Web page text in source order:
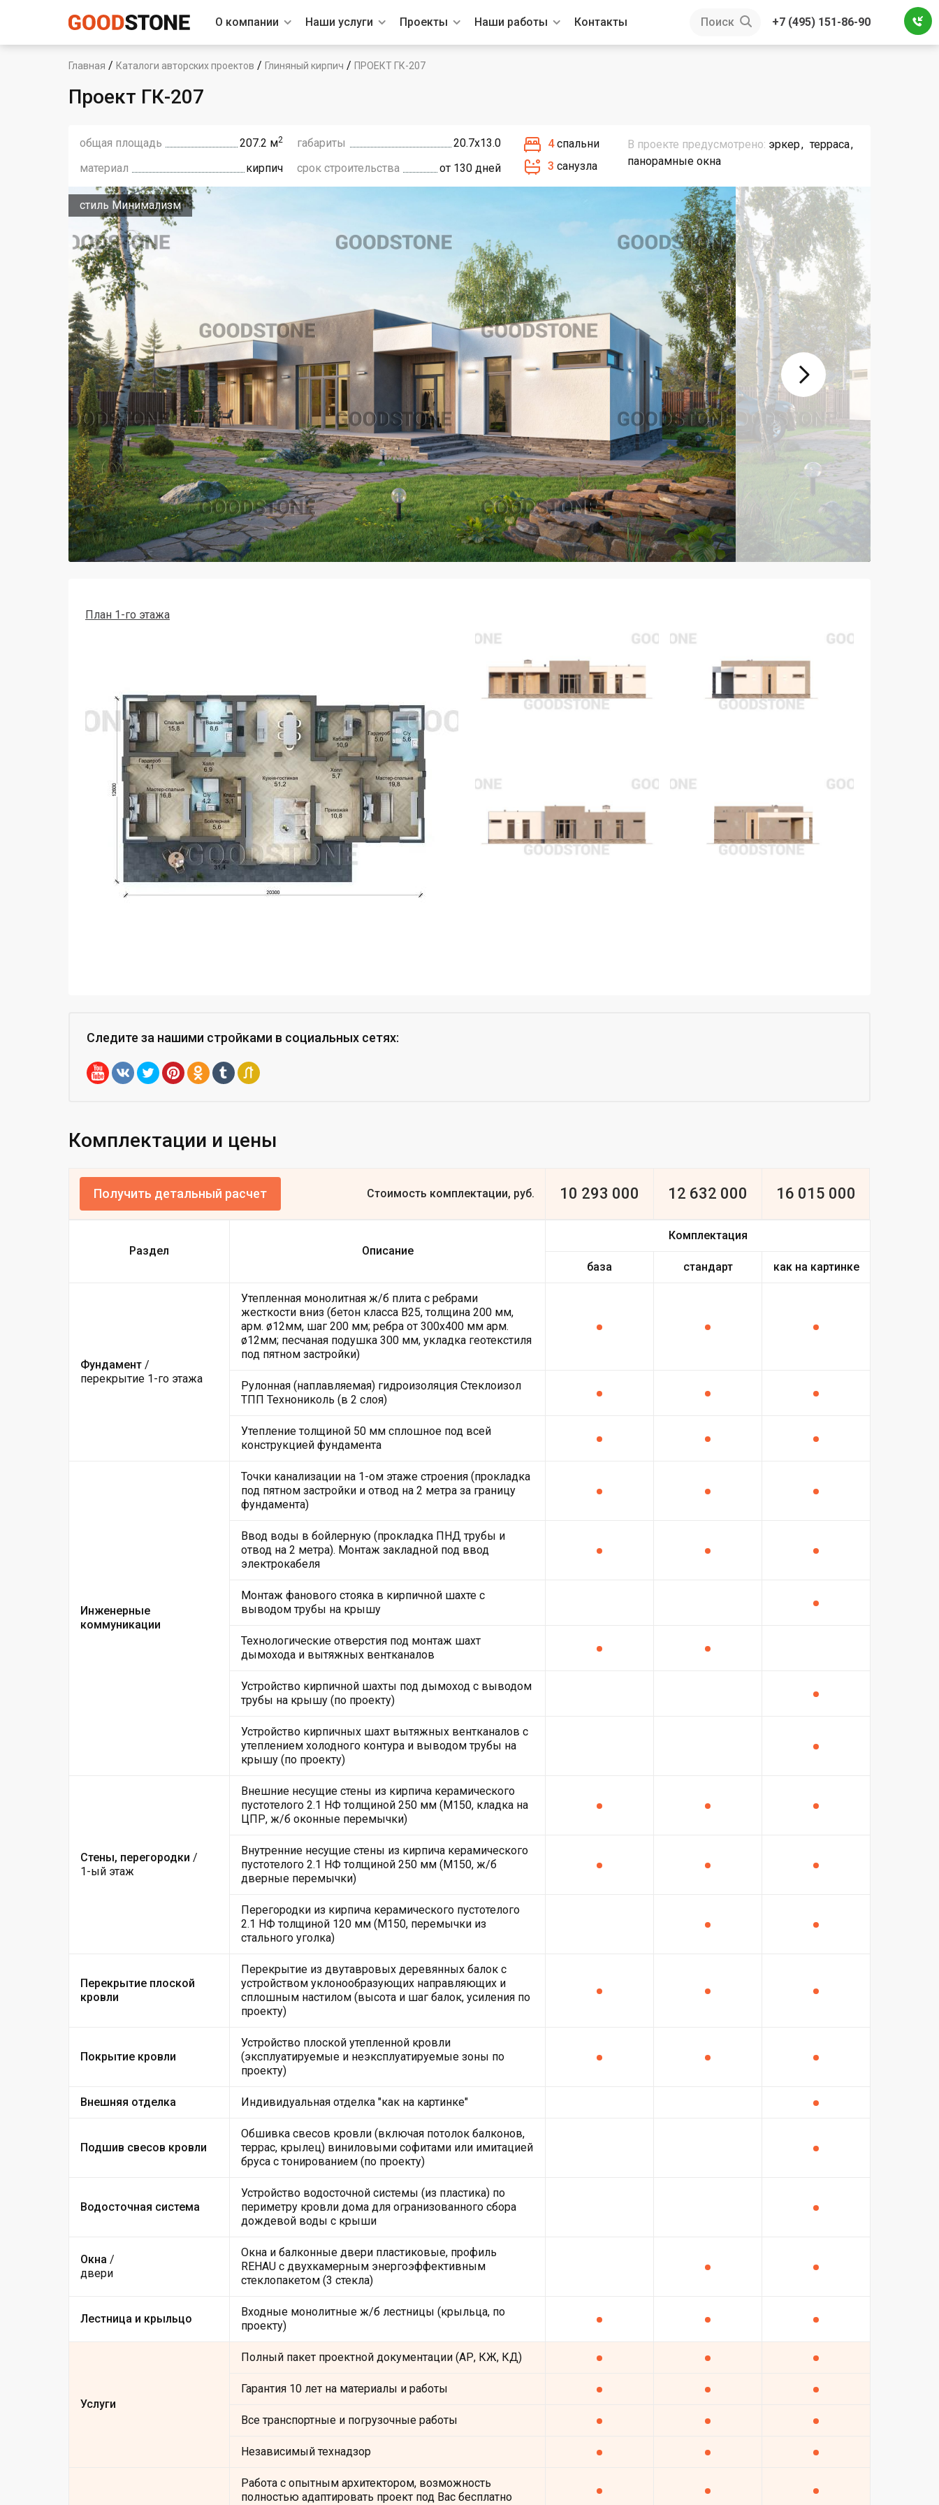
О компании Наши услуги Проекты Наши работы Контакты Поиск +7 (495) 151-86-90
Главная / Каталоги авторских проектов / Глиняный кирпич / ПРОЕКТ ГК-207
Проект ГК-207
общая площадь 207.2 м2 габариты
20.7х13.0
материал
кирпич срок строительства от 130 дней
4 спальни
3 санузла
В проекте предусмотрено: эркер
терраса
панорамные окна
стиль Минимализм
План 1-го этажа
Следите за нашими стройками в социальных сетях:
Комплектации и цены
Получить детальный расчет Стоимость комплектации, руб. 10 293 000 12 632 000 16 015 000
Раздел Описание
Комплектация
база стандарт как на картинке
Фундамент /
перекрытие 1-го этажа
Утепленная монолитная ж/б плита с ребрами
жесткости вниз (бетон класса В25, толщина 200 мм,
арм. ø12мм, шаг 200 мм; ребра от 300х400 мм арм.
ø12мм; песчаная подушка 300 мм, укладка геотекстиля
под пятном застройки)
Рулонная (наплавляемая) гидроизоляция Стеклоизол
ТПП Технониколь (в 2 слоя)
Утепление толщиной 50 мм сплошное под всей
конструкцией фундамента
Инженерные
коммуникации
Точки канализации на 1-ом этаже строения (прокладка
под пятном застройки и отвод на 2 метра за границу
фундамента)
Ввод воды в бойлерную (прокладка ПНД трубы и
отвод на 2 метра). Монтаж закладной под ввод
электрокабеля
Монтаж фанового стояка в кирпичной шахте с
выводом трубы на крышу
Технологические отверстия под монтаж шахт
дымохода и вытяжных вентканалов
Устройство кирпичной шахты под дымоход с выводом
трубы на крышу (по проекту)
Устройство кирпичных шахт вытяжных вентканалов с
утеплением холодного контура и выводом трубы на
крышу (по проекту)
Стены, перегородки /
1-ый этаж
Внешние несущие стены из кирпича керамического
пустотелого 2.1 НФ толщиной 250 мм (М150, кладка на
ЦПР, ж/б оконные перемычки)
Внутренние несущие стены из кирпича керамического
пустотелого 2.1 НФ толщиной 250 мм (М150, ж/б
дверные перемычки)
Перегородки из кирпича керамического пустотелого
2.1 НФ толщиной 120 мм (М150, перемычки из
стального уголка)
Перекрытие плоской
кровли
Перекрытие из двутавровых деревянных балок с
устройством уклонообразующих направляющих и
сплошным настилом (высота и шаг балок, усиления по
проекту)
Покрытие кровли
Устройство плоской утепленной кровли
(эксплуатируемые и неэксплуатируемые зоны по
проекту)
Внешняя отделка Индивидуальная отделка "как на картинке"
Подшив свесов кровли
Обшивка свесов кровли (включая потолок балконов,
террас, крылец) виниловыми софитами или имитацией
бруса с тонированием (по проекту)
Водосточная система
Устройство водосточной системы (из пластика) по
периметру кровли дома для огранизованного сбора
дождевой воды с крыши
Окна /
двери
Окна и балконные двери пластиковые, профиль
REHAU с двухкамерным энергоэффективным
стеклопакетом (3 стекла)
Лестница и крыльцо
Входные монолитные ж/б лестницы (крыльца, по
проекту)
Услуги
Полный пакет проектной документации (АР, КЖ, КД)
Гарантия 10 лет на материалы и работы
Все транспортные и погрузочные работы
Независимый технадзор
Работа с опытным архитектором, возможность
полностью адаптировать проект под Вас бесплатно